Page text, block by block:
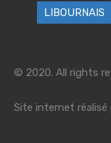
LIBOURNAIS
© 2020. All rights
Site internet réalisé